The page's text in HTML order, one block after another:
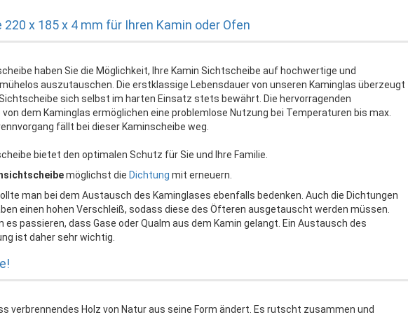
x 185 x 4 mm für Ihren Kamin oder Ofen
haben Sie die Möglichkeit, Ihre Kamin Sichtscheibe auf hochwertige und
auszutauschen. Die erstklassige Lebensdauer von unseren Kaminglas überzeugt
sich selbst im harten Einsatz stets bewährt. Die hervorragenden
dem Kaminglas ermöglichen eine problemlose Nutzung bei Temperaturen bis max.
fällt bei dieser Kaminscheibe weg.
bietet den optimalen Schutz für Sie und Ihre Familie.
möglichst die Dichtung mit erneuern.
man bei dem Austausch des Kaminglases ebenfalls bedenken. Auch die Dichtungen
einen hohen Verschleiß, sodass diese des Öfteren ausgetauscht werden müssen.
es passieren, dass Gase oder Qualm aus dem Kamin gelangt. Ein Austausch des
ist daher sehr wichtig.
verbrennendes Holz von Natur aus seine Form ändert. Es rutscht zusammen und